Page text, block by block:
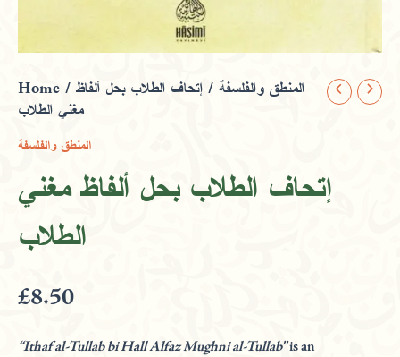
Home / المنطق والفلسفة / إتحاف الطلاب بحل ألفاظ
مغني الطلاب
المنطق والفلسفة
إتحاف الطلاب بحل ألفاظ مغني
الطلاب
£8.50
“Ithaf al-Tullab bi Hall Alfaz Mughni al-Tullab”is an
إتحاف
الطلاب
ألفاظ
مغني
الطلاب